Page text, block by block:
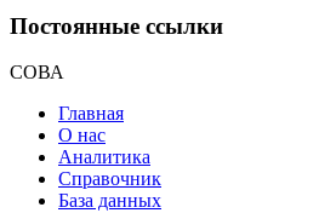
Постоянные ссылки
СОВА
Главная
О нас
Аналитика
Справочник
База данных